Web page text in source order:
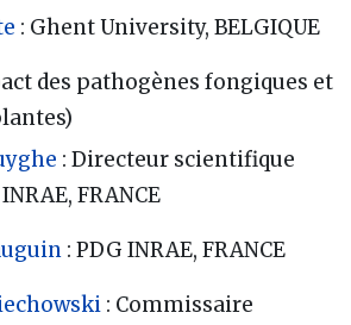
: Ghent University, BELGIQUE
des pathogènes fongiques et
: Directeur scientifique
FRANCE
: PDG INRAE, FRANCE
: Commissaire